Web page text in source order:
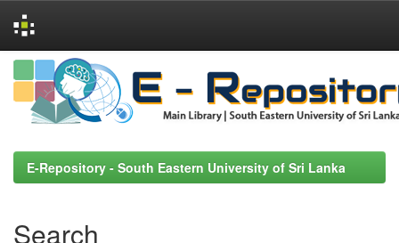
Skip
navigation
E-Repository - South Eastern University of Sri Lanka
Search